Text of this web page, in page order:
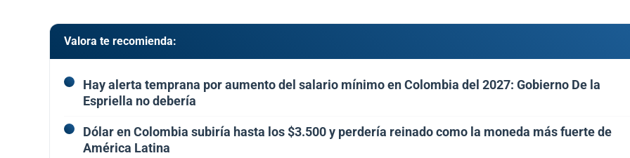
Valora te recomienda:
Hay alerta temprana por aumento del salario mínimo en Colombia del 2027: Gobierno De la
Espriella no debería
Dólar en Colombia subiría hasta los $3.500 y perdería reinado como la moneda más fuerte de
América Latina